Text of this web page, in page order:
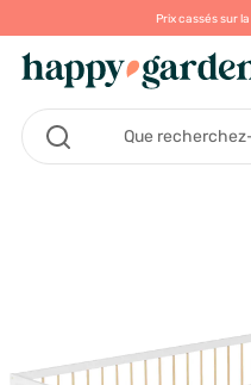
Prix cassés sur